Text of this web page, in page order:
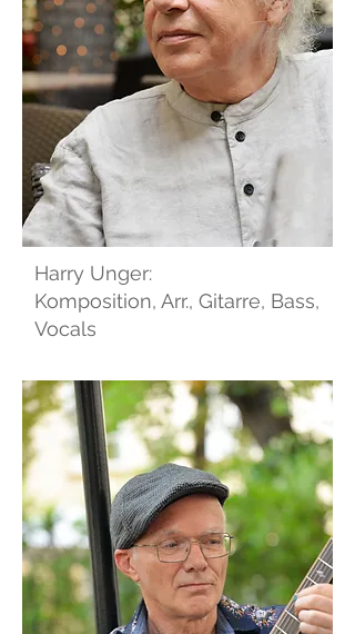
Harry Unger:
Komposition, Arr., Gitarre, Bass,
Vocals